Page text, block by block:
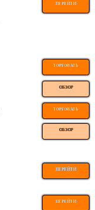
ПЕРЕЙТИ
ТОРГОВАТЬ
ОБЗОР
ТОРГОВАТЬ
ОБЗОР
ПЕРЕЙТИ
ПЕРЕЙТИ